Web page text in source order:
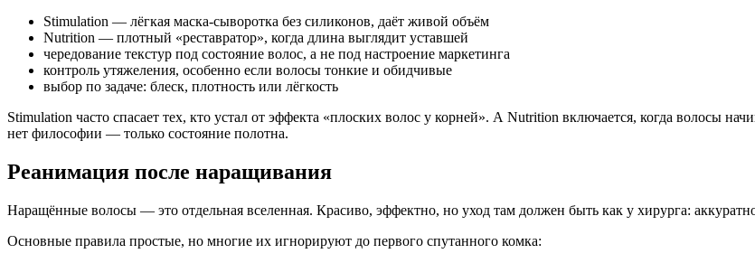
Stimulation — лёгкая маска-сыворотка без силиконов, даёт живой объём
Nutrition — плотный «реставратор», когда длина выглядит уставшей
чередование текстур под состояние волос, а не под настроение маркетинга
контроль утяжеления, особенно если волосы тонкие и обидчивые
выбор по задаче: блеск, плотность или лёгкость
Stimulation часто спасает тех, кто устал от эффекта «плоских волос у корней». А Nutrition включается, когда волосы
нет философии — только состояние полотна.
Реанимация после наращивания
Наращённые волосы — это отдельная вселенная. Красиво, эффектно, но уход там должен быть как у хирурга:
Основные правила простые, но многие их игнорируют до первого спутанного комка: